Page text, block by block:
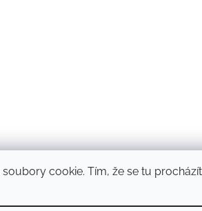
cookie. Tím, že se tu